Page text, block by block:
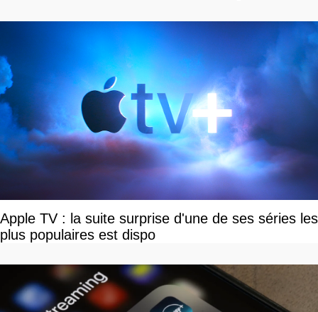
Apple TV : la suite surprise d'une de ses séries les
plus populaires est dispo